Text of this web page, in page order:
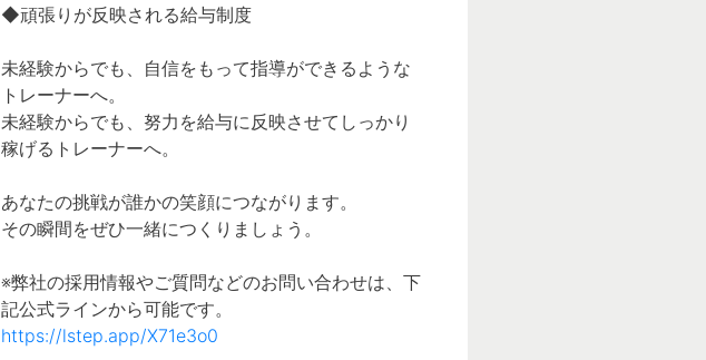
◆頑張りが反映される給与制度
未経験からでも、自信をもって指導ができるような
トレーナーへ。
未経験からでも、努力を給与に反映させてしっかり
稼げるトレーナーへ。
あなたの挑戦が誰かの笑顔につながります。
その瞬間をぜひ一緒につくりましょう。
※弊社の採用情報やご質問などのお問い合わせは、下
https://lstep.app/X71e3o0